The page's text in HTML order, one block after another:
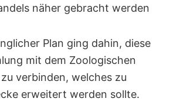
näher gebracht werden
Plan ging dahin, diese
mit dem Zoologischen
verbinden, welches zu
erweitert werden sollte.